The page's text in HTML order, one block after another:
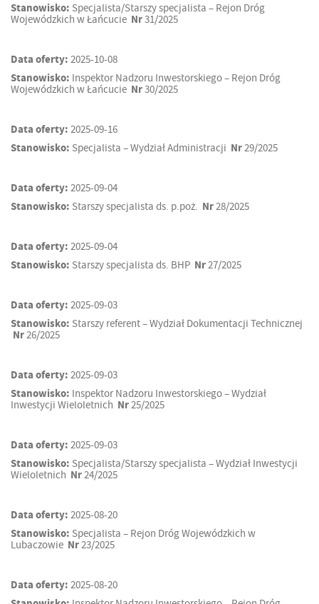
Stanowisko: Specjalista/Starszy specjalista – Rejon Dróg
Wojewódzkich w Łańcucie Nr31/2025
Data oferty: 2025-10-08
Stanowisko: Inspektor Nadzoru Inwestorskiego – Rejon Dróg
Wojewódzkich w Łańcucie Nr30/2025
Data oferty: 2025-09-16
Stanowisko: Specjalista – Wydział Administracji Nr29/2025
Data oferty: 2025-09-04
Stanowisko: Starszy specjalista ds. p.poż. Nr28/2025
Data oferty: 2025-09-04
Stanowisko: Starszy specjalista ds. BHP Nr27/2025
Data oferty: 2025-09-03
Stanowisko: Starszy referent – Wydział Dokumentacji Technicznej
Nr26/2025
Data oferty: 2025-09-03
Stanowisko: Inspektor Nadzoru Inwestorskiego – Wydział
Inwestycji Wieloletnich Nr25/2025
Data oferty: 2025-09-03
Stanowisko: Specjalista/Starszy specjalista – Wydział Inwestycji
Wieloletnich Nr24/2025
Data oferty: 2025-08-20
Stanowisko: Specjalista – Rejon Dróg Wojewódzkich w
Lubaczowie Nr23/2025
Data oferty: 2025-08-20